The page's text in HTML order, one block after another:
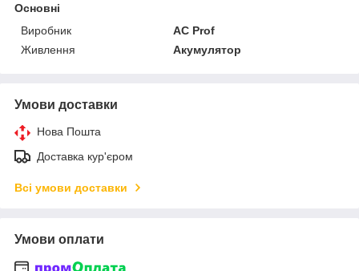
Основні
Виробник
AC Prof
Живлення
Акумулятор
Умови доставки
Нова Пошта
Доставка кур'єром
Всі умови доставки
Умови оплати